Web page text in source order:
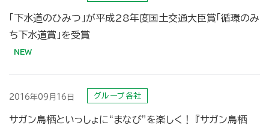
「下水道のひみつ」が平成28年度国土交通大臣賞「循環のみ
ち下水道賞」を受賞
2016年09月16日 グループ各社
サガン鳥栖といっしょに“まなび”を楽しく！ 『サガン鳥栖